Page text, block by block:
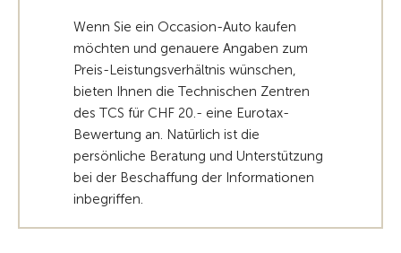
Wenn Sie ein Occasion-Auto kaufen
möchten und genauere Angaben zum
Preis-Leistungsverhältnis wünschen,
bieten Ihnen die Technischen Zentren
des TCS für CHF 20.- eine Eurotax-
Bewertung an. Natürlich ist die
persönliche Beratung und Unterstützung
bei der Beschaffung der Informationen
inbegriffen.